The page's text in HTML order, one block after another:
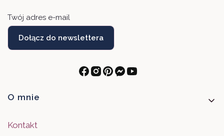
Twój adres e-mail
Dołącz do newslettera
Linki w stopce
O mnie
Kontakt